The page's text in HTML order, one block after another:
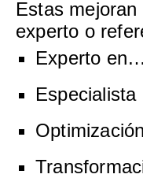
Estas
experto o
Experto en…